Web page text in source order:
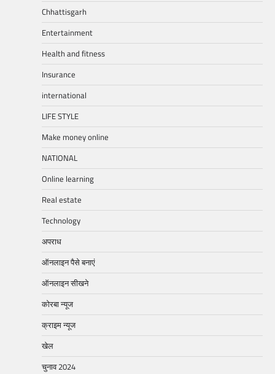
Chhattisgarh
Entertainment
Health and fitness
Insurance
international
LIFE STYLE
Make money online
NATIONAL
Online learning
Real estate
Technology
अपराध
ऑनलाइन पैसे बनाएं
ऑनलाइन सीखने
कोरबा न्यूज
क्राइम न्यूज
खेल
चुनाव 2024